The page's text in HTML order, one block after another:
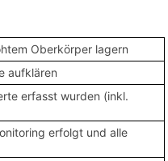
Oberkörper lagern
aufklären
erfasst wurden (inkl.
erfolgt und alle